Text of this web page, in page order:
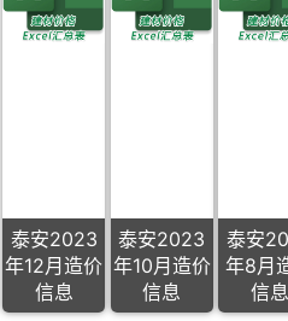
泰安2023
年12月造价
信息
泰安2023
年10月造价
信息
泰安
年8月
信息